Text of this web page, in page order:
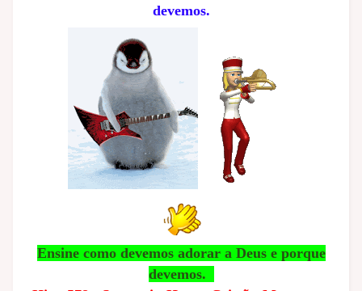
devemos.
Ensine como devemos adorar a Deus e porque
devemos.